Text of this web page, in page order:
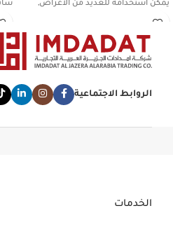
يمكن استخدامه للعديد من الأغراض,
للاستخدام المنزلي
الروابط الاجتماعية
الخدمات